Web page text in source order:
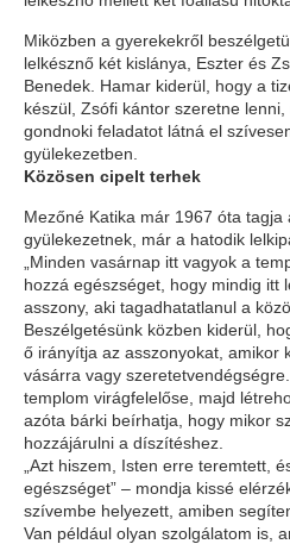
Miközben a gyerekekről
lelkésznő két kislánya, Eszter és
Benedek. Hamar kiderül, hogy a
készül, Zsófi kántor szeretne
gondnoki feladatot látná el
gyülekezetben.
Közösen cipelt terhek
Mezőné Katika már 1967 óta
gyülekezetnek, már a hatodik
„Minden vasárnap itt vagyok a
hozzá egészséget, hogy mindig itt
asszony, aki tagadhatatlanul a
Beszélgetésünk közben kiderül,
ő irányítja az asszonyokat, amikor
vásárra vagy
templom virágfelelőse, majd
azóta bárki beírhatja, hogy mikor
hozzájárulni a díszítéshez.
„Azt hiszem, Isten erre teremtett,
egészséget” – mondja kissé
szívembe helyezett, amiben
Van például olyan szolgálatom is,